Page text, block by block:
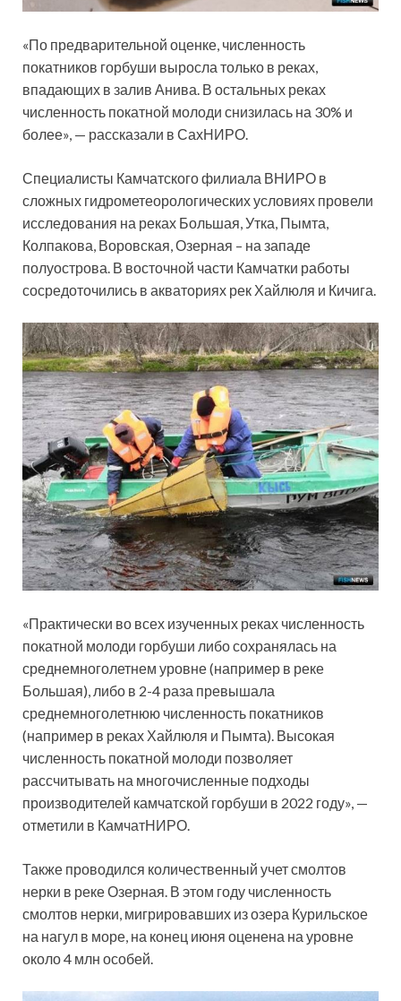
«По предварительной оценке, численность
покатников горбуши выросла только в реках,
впадающих в залив Анива. В остальных реках
численность покатной молоди снизилась на 30% и
более», — рассказали в СахНИРО.
Специалисты Камчатского филиала ВНИРО в
сложных гидрометеорологических условиях провели
исследования на реках Большая, Утка, Пымта,
Колпакова, Воровская, Озерная – на западе
полуострова. В восточной части Камчатки работы
сосредоточились в акваториях рек Хайлюля и Кичига.
«Практически во всех изученных реках численность
покатной молоди горбуши либо сохранялась на
среднемноголетнем уровне (например в реке
Большая), либо в 2-4 раза превышала
среднемноголетнюю численность покатников
(например в реках Хайлюля и Пымта). Высокая
численность покатной молоди позволяет
рассчитывать на многочисленные подходы
производителей камчатской горбуши в 2022 году», —
отметили в КамчатНИРО.
Также проводился количественный учет смолтов
нерки в реке Озерная. В этом году численность
смолтов нерки, мигрировавших из озера Курильское
на нагул в море, на конец июня оценена на уровне
около 4 млн особей.